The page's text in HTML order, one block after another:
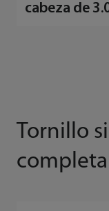
cabeza de
Tornillo
completa